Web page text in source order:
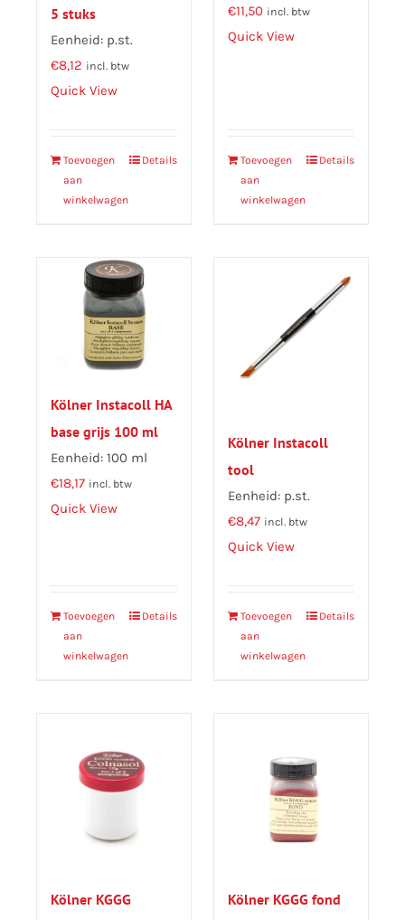
5 stuks
Eenheid: p.st.
€8,12 incl. btw
Quick View
Toevoegen
aan
winkelwagen
Details
€11,50 incl. btw
Quick View
Toevoegen
aan
winkelwagen
Details
Kölner Instacoll HA
base grijs 100 ml
Eenheid: 100 ml
€18,17 incl. btw
Quick View
Toevoegen
aan
winkelwagen
Details
Kölner Instacoll
tool
Eenheid: p.st.
€8,47 incl. btw
Quick View
Toevoegen
aan
winkelwagen
Details
Kölner KGGG
Kölner KGGG fond